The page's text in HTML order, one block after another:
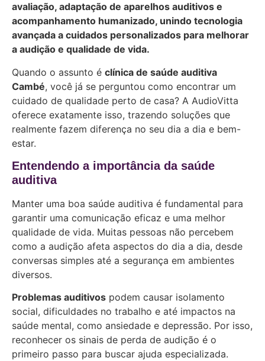
avaliação, adaptação de aparelhos auditivos e
acompanhamento humanizado, unindo tecnologia
avançada a cuidados personalizados para melhorar
a audição e qualidade de vida.
Quando o assunto é clínica de saúde auditiva
Cambé, você já se perguntou como encontrar um
cuidado de qualidade perto de casa? A AudioVitta
oferece exatamente isso, trazendo soluções que
realmente fazem diferença no seu dia a dia e bem-
estar.
Entendendo a importância da saúde
auditiva
Manter uma boa saúde auditiva é fundamental para
garantir uma comunicação eficaz e uma melhor
qualidade de vida. Muitas pessoas não percebem
como a audição afeta aspectos do dia a dia, desde
conversas simples até a segurança em ambientes
diversos.
Problemas auditivos podem causar isolamento
social, dificuldades no trabalho e até impactos na
saúde mental, como ansiedade e depressão. Por isso,
reconhecer os sinais de perda de audição é o
primeiro passo para buscar ajuda especializada.